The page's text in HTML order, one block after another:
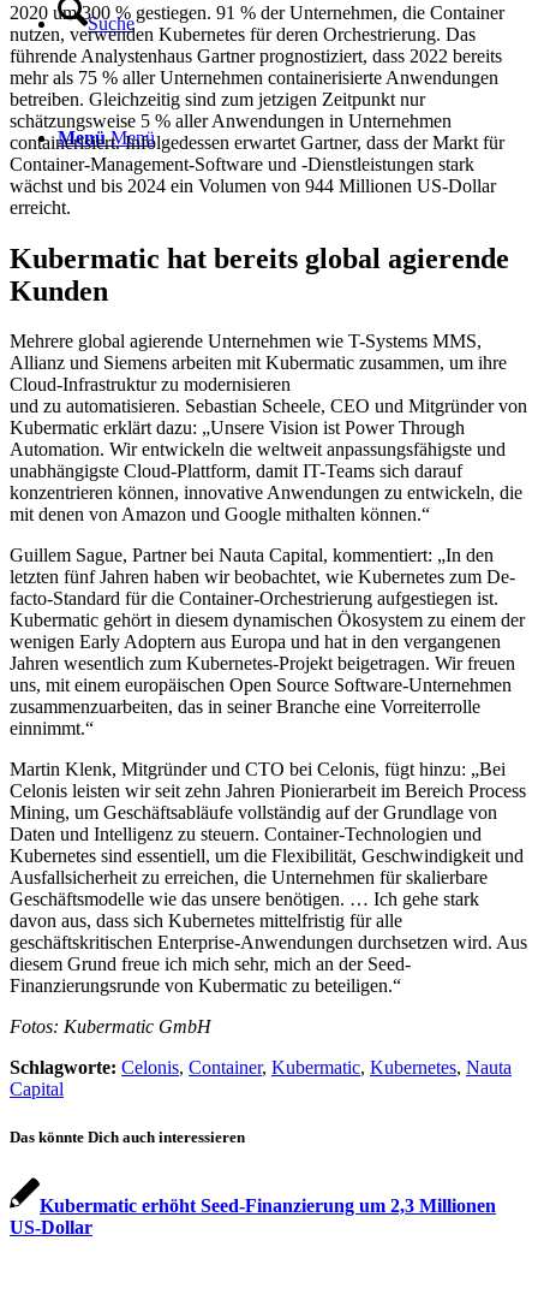
Suche
Menü Menü
2020 um 300 % gestiegen. 91 % der Unternehmen, die Container
nutzen, verwenden Kubernetes für deren Orchestrierung. Das
führende Analystenhaus Gartner prognostiziert, dass 2022 bereits
mehr als 75 % aller Unternehmen containerisierte Anwendungen
betreiben. Gleichzeitig sind zum jetzigen Zeitpunkt nur
schätzungsweise 5 % aller Anwendungen in Unternehmen
containerisiert. Infolgedessen erwartet Gartner, dass der Markt für
Container-Management-Software und -Dienstleistungen stark
wächst und bis 2024 ein Volumen von 944 Millionen US-Dollar
erreicht.
Kubermatic hat bereits global agierende
Kunden
Mehrere global agierende Unternehmen wie T-Systems MMS,
Allianz und Siemens arbeiten mit Kubermatic zusammen, um ihre
Cloud-Infrastruktur zu modernisieren
und zu automatisieren. Sebastian Scheele, CEO und Mitgründer von
Kubermatic erklärt dazu: „Unsere Vision ist Power Through
Automation. Wir entwickeln die weltweit anpassungsfähigste und
unabhängigste Cloud-Plattform, damit IT-Teams sich darauf
konzentrieren können, innovative Anwendungen zu entwickeln, die
mit denen von Amazon und Google mithalten können.“
Guillem Sague, Partner bei Nauta Capital, kommentiert: „In den
letzten fünf Jahren haben wir beobachtet, wie Kubernetes zum De-
facto-Standard für die Container-Orchestrierung aufgestiegen ist.
Kubermatic gehört in diesem dynamischen Ökosystem zu einem der
wenigen Early Adoptern aus Europa und hat in den vergangenen
Jahren wesentlich zum Kubernetes-Projekt beigetragen. Wir freuen
uns, mit einem europäischen Open Source Software-Unternehmen
zusammenzuarbeiten, das in seiner Branche eine Vorreiterrolle
einnimmt.“
Martin Klenk, Mitgründer und CTO bei Celonis, fügt hinzu: „Bei
Celonis leisten wir seit zehn Jahren Pionierarbeit im Bereich Process
Mining, um Geschäftsabläufe vollständig auf der Grundlage von
Daten und Intelligenz zu steuern. Container-Technologien und
Kubernetes sind essentiell, um die Flexibilität, Geschwindigkeit und
Ausfallsicherheit zu erreichen, die Unternehmen für skalierbare
Geschäftsmodelle wie das unsere benötigen. … Ich gehe stark
davon aus, dass sich Kubernetes mittelfristig für alle
geschäftskritischen Enterprise-Anwendungen durchsetzen wird. Aus
diesem Grund freue ich mich sehr, mich an der Seed-
Finanzierungsrunde von Kubermatic zu beteiligen.“
Fotos: Kubermatic GmbH
Schlagworte: Celonis, Container, Kubermatic, Kubernetes, Nauta
Capital
Das könnte Dich auch interessieren
Kubermatic erhöht Seed-Finanzierung um 2,3 Millionen
US-Dollar